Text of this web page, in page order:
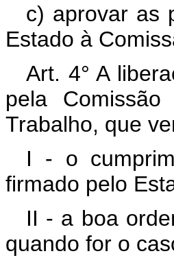
c) aprovar as
Estado à
Art. 4° A
pela
Trabalho, que
I - o
firmado pelo
II - a boa
quando for o